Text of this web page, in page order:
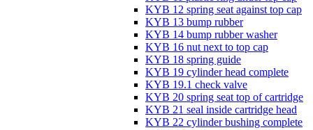
KYB 12 spring seat against top cap
KYB 13 bump rubber
KYB 14 bump rubber washer
KYB 16 nut next to top cap
KYB 18 spring guide
KYB 19 cylinder head complete
KYB 19.1 check valve
KYB 20 spring seat top of cartridge
KYB 21 seal inside cartridge head
KYB 22 cylinder bushing complete